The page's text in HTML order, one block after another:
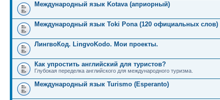
Международный язык Kotava (априорный)
Международный язык Toki Pona (120 официальных слов)
ЛингвоКод. LingvoKodo. Мои проекты.
Как упростить английский для туристов?
Глубокая переделка английского для международного туризма.
Международный язык Turismo (Esperanto)